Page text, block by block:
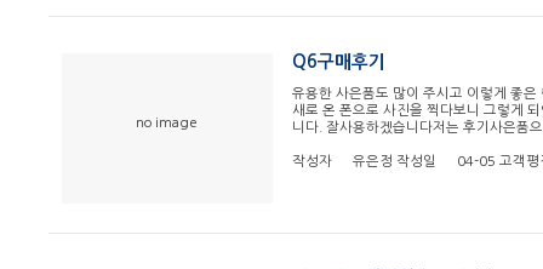
no image
Q6구매후기
유용한 사은품도 많이 주시고 이렇게 좋
새로 온 폰으로 사진을 찍다보니 그렇게
니다. 잘사용하겠습니다저는 후기사은
작성자 유은정 작성일 04-05 고객평